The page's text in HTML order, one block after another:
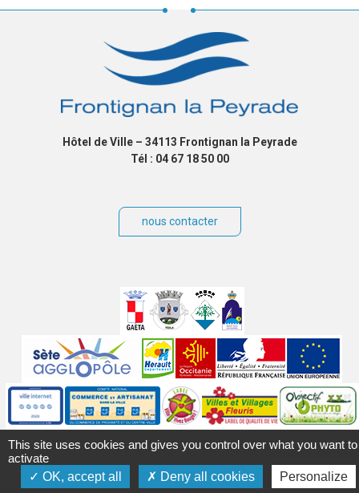
Hôtel de Ville – 34113 Frontignan la Peyrade
Tél : 04 67 18 50 00
nous contacter
partenaires
Labels
Autres
This site uses cookies and gives you control over what you want to
activate
OK, accept all
Deny all cookies Personalize